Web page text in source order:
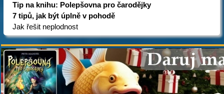
Tip na knihu: Polepšovna pro čarodějky
7 tipů, jak být úplně v pohodě
Jak řešit neplodnost